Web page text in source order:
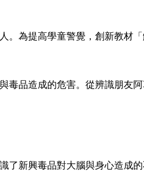
。為提高學童警覺，創新教材
毒品造成的危害。從辨識朋友
了新興毒品對大腦與身心造成